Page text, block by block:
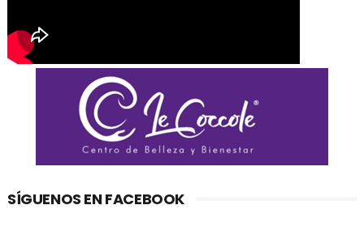
SÍGUENOS EN FACEBOOK